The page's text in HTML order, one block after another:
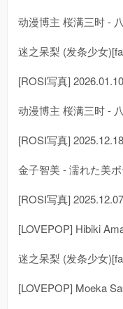
动漫博主 桜满三时 -
迷之呆梨 (发条少女
[ROSI写真]
动漫博主 桜满三时 -
[ROSI写真]
金子智美 - 濡れた美
[ROSI写真]
[LOVEPOP] Hibiki
迷之呆梨 (发条少女
[LOVEPOP] Moeka